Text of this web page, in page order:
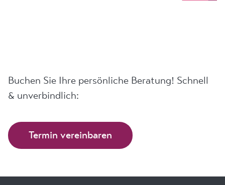
Buchen Sie Ihre persönliche Beratung! Schnell
& unverbindlich:
Termin vereinbaren